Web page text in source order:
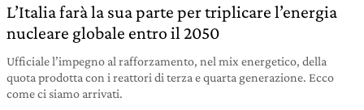
L’Italia farà la sua parte per triplicare l’energia
nucleare globale entro il 2050
Ufficiale l’impegno al rafforzamento, nel mix energetico, della
quota prodotta con i reattori di terza e quarta generazione. Ecco
come ci siamo arrivati.